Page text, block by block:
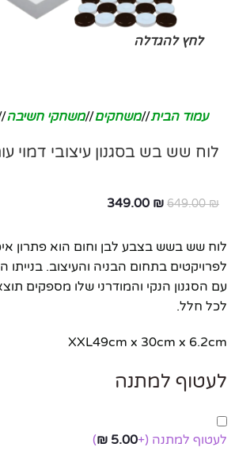
לחץ להגדלה
עמוד הבית/ משחקים/ משחקי חשיבה/
לוח שש בש בסגנון עיצובי דמוי
649.00₪
349.00 ₪
לוח שש בשש בצבע לבן וחום הוא פתרון
לפרויקטים בתחום הבניה והעיצוב. בנייתו
עם הסגנון הנקי והמודרני שלו מספקים
לכל חלל.
XXL49cm x 30cm x 6.2cm
לעטוף למתנה
לעטוף למתנה (+
5.00
₪
)